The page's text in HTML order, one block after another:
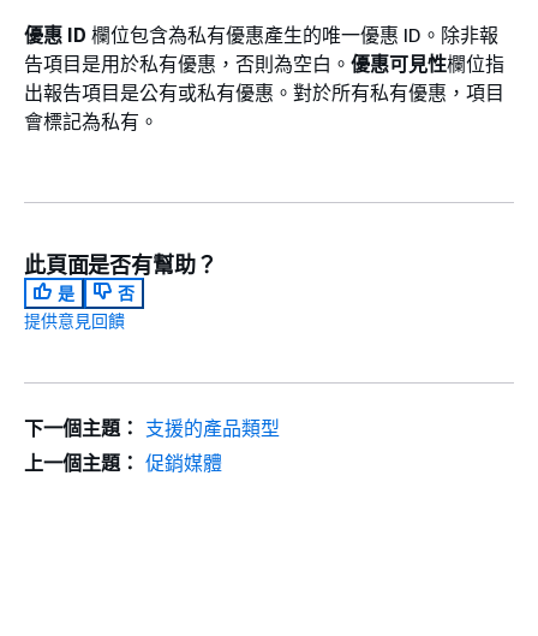
優惠 ID 欄位包含為私有優惠產生的唯一優惠 ID。除非報
告項目是用於私有優惠，否則為空白。 優惠可見性欄位指
出報告項目是公有或私有優惠。對於所有私有優惠，項目
會標記為私有。
此頁面是否有幫助？
是
否
提供意見回饋
下一個主題： 支援的產品類型
上一個主題： 促銷媒體